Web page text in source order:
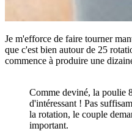
Je m'efforce de faire tourner
que c'est bien autour de 25
commence à produire une
Comme deviné, la poulie
d'intéressant ! Pas
la rotation, le couple
important.